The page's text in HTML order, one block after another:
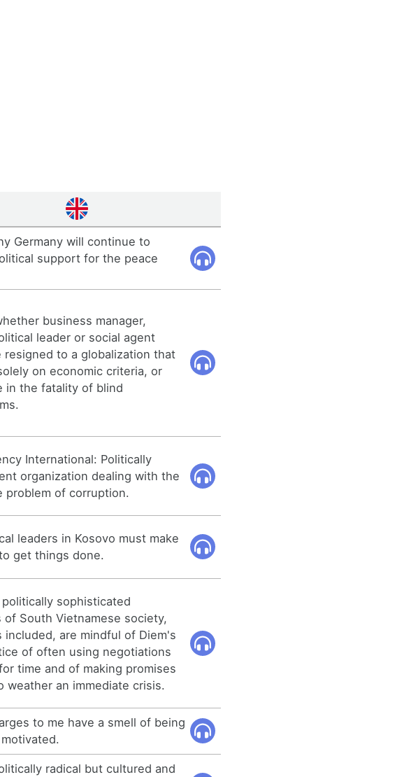
Germany will continue to
support for the peace
business manager,
leader or social agent
resigned to a globalization that
on economic criteria, or
in the fatality of blind
International: Politically
organization dealing with the
problem of corruption.
leaders in Kosovo must make
get things done.
politically sophisticated
of South Vietnamese society,
included, are mindful of Diem's
of often using negotiations
time and of making promises
weather an immediate crisis.
to me have a smell of being
radical but cultured and